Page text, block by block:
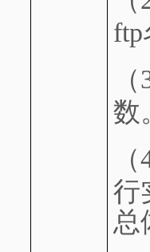
（
数
（
行
总